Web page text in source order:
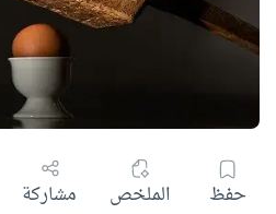
حفظ الملخص مشاركة